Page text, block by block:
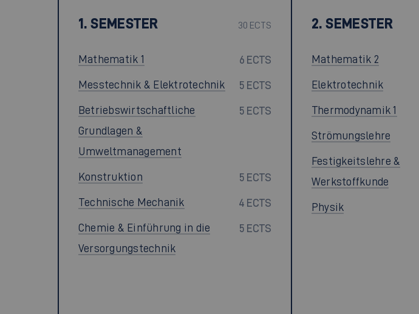
1. SEMESTER 30 ECTS
Mathematik 1 6 ECTS
Messtechnik & Elektrotechnik 5 ECTS
Betriebswirtschaftliche
Grundlagen &
Umweltmanagement
5 ECTS
Konstruktion 5 ECTS
Technische Mechanik 4 ECTS
Chemie & Einführung in die
Versorgungstechnik
5 ECTS
2. SEMESTER
Mathematik 2
Elektrotechnik
Thermodynamik 1
Strömungslehre
Festigkeitslehre &
Werkstoffkunde
Physik